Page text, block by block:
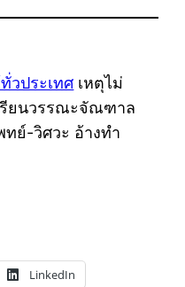
วประเทศ เหตุไม่
รียนวรรณะจัณฑาล
ย์-วิศวะ อ้างทำ
LinkedIn